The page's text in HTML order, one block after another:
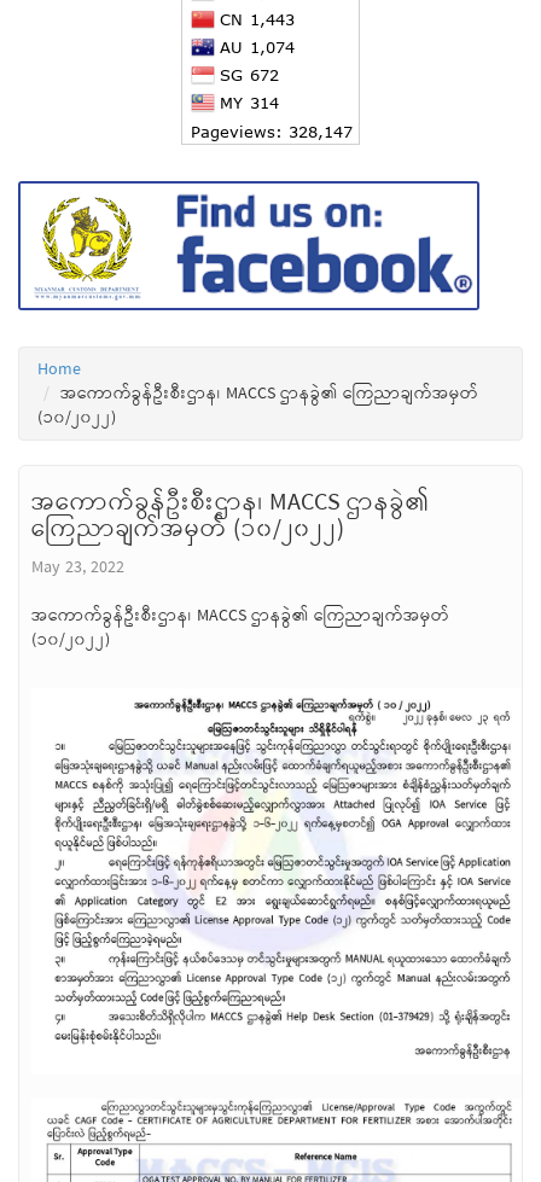
Home
အကောက်ခွန်ဦးစီးဌာန၊ MACCS ဌာနခွဲ၏ ကြေညာချက်အမှတ်
(၁၀/၂၀၂၂)
အကောက်ခွန်ဦးစီးဌာန၊ MACCS ဌာနခွဲ၏
ကြေညာချက်အမှတ် (၁၀/၂၀၂၂)
May 23, 2022
အကောက်ခွန်ဦးစီးဌာန၊ MACCS ဌာနခွဲ၏ ကြေညာချက်အမှတ်
(၁၀/၂၀၂၂)